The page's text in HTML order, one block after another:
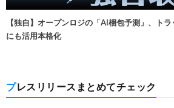
【独自】オープンロジの「AI梱包予測」、ト
にも活用本格化
プレスリリースまとめてチェック